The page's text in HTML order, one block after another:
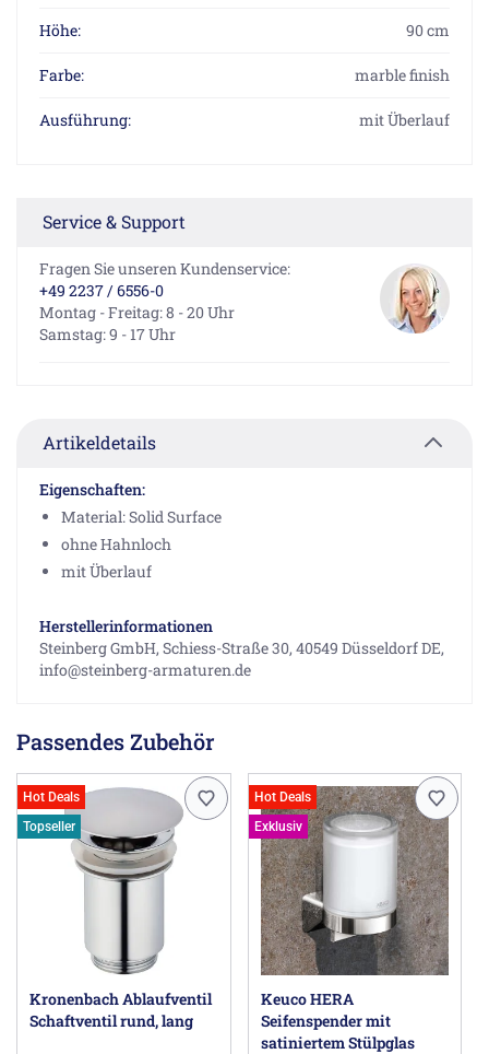
Höhe: 90 cm
Farbe: marble finish
Ausführung: mit Überlauf
Service & Support
Fragen Sie unseren Kundenservice:
+49 2237 / 6556-0
Montag - Freitag: 8 - 20 Uhr
Samstag: 9 - 17 Uhr
Artikeldetails
Eigenschaften:
Material: Solid Surface
ohne Hahnloch
mit Überlauf
Herstellerinformationen
Steinberg GmbH, Schiess-Straße 30, 40549 Düsseldorf DE,
info@steinberg-armaturen.de
Passendes Zubehör
Hot Deals
Topseller
Kronenbach Ablaufventil
Schaftventil rund, lang
Hot Deals
Exklusiv
Keuco HERA
Seifenspender mit
satiniertem Stülpglas